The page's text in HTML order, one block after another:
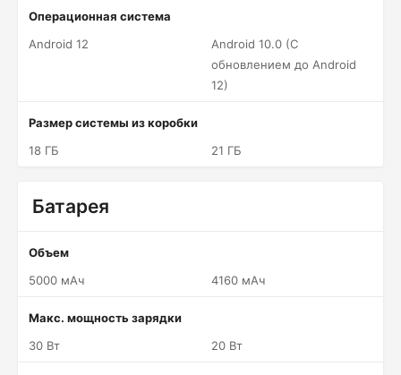
Операционная система
Android 12
Android 10.0 (С
обновлением до Android
12)
Размер системы из коробки
18 ГБ
21 ГБ
Батарея
Объем
5000 мАч
4160 мАч
Макс. мощность зарядки
30 Вт
20 Вт